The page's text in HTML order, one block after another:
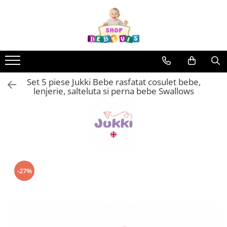
Carucioare copii
Carucioare copii sport
Carucioare copii 2in1
Carucioare copii 3in1
Accesorii carucioare copii
Huse ploaie si antiinsecte
Saci si invelitoare
Set 5 piese Jukki Bebe rasfatat cosulet bebe,
lenjerie, salteluta si perna bebe Swallows
-27%